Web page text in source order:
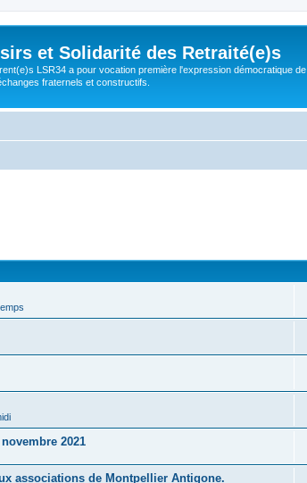
et Solidarité des Retraité(e)s
LSR34 a pour vocation première l'expression démocratique de
fraternels et constructifs.
2021
associations de Montpellier Antigone.